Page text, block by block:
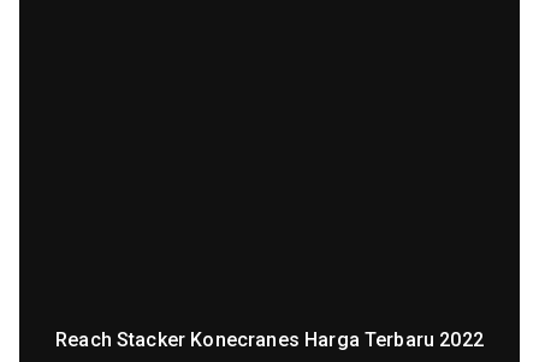
Reach Stacker Konecranes Harga Terbaru 2022